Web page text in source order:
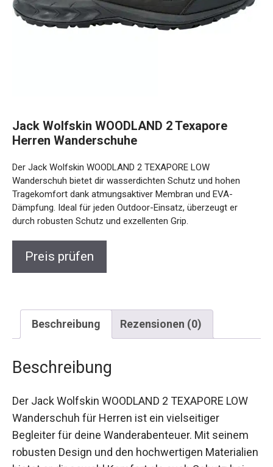
Herren Wanderschuhe
Wanderschuh bietet dir wasserdichten Schutz und hohen
Tragekomfort dank atmungsaktiver Membran und EVA-
Dämpfung. Ideal für jeden Outdoor-Einsatz, überzeugt er
durch robusten Schutz und exzellenten Grip.
Beschreibung Rezensionen (0)
Beschreibung
Wanderschuh für Herren ist ein vielseitiger
Begleiter für deine Wanderabenteuer. Mit seinem
robusten Design und den hochwertigen
Materialien bietet er dir sowohl Komfort als auch